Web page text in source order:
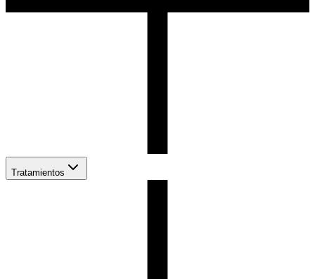
Tratamientos